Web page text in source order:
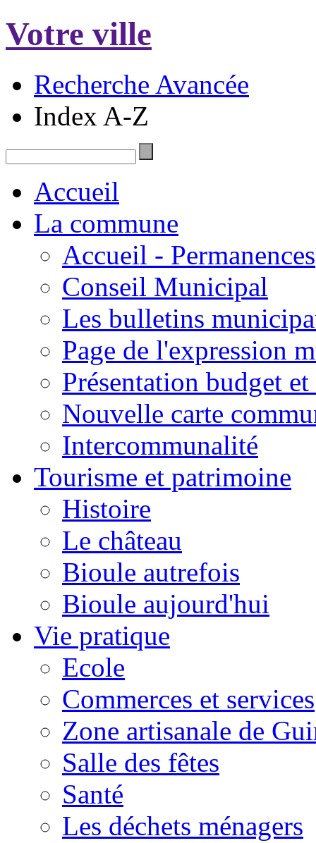
Votre ville
Recherche Avancée
Index A-Z
Accueil
La commune
Accueil - Permanences
Conseil Municipal
Les bulletins
Page de l'expression
Présentation budget
Nouvelle carte
Intercommunalité
Tourisme et patrimoine
Histoire
Le château
Bioule autrefois
Bioule aujourd'hui
Vie pratique
Ecole
Commerces et services
Zone artisanale de
Salle des fêtes
Santé
Les déchets ménagers